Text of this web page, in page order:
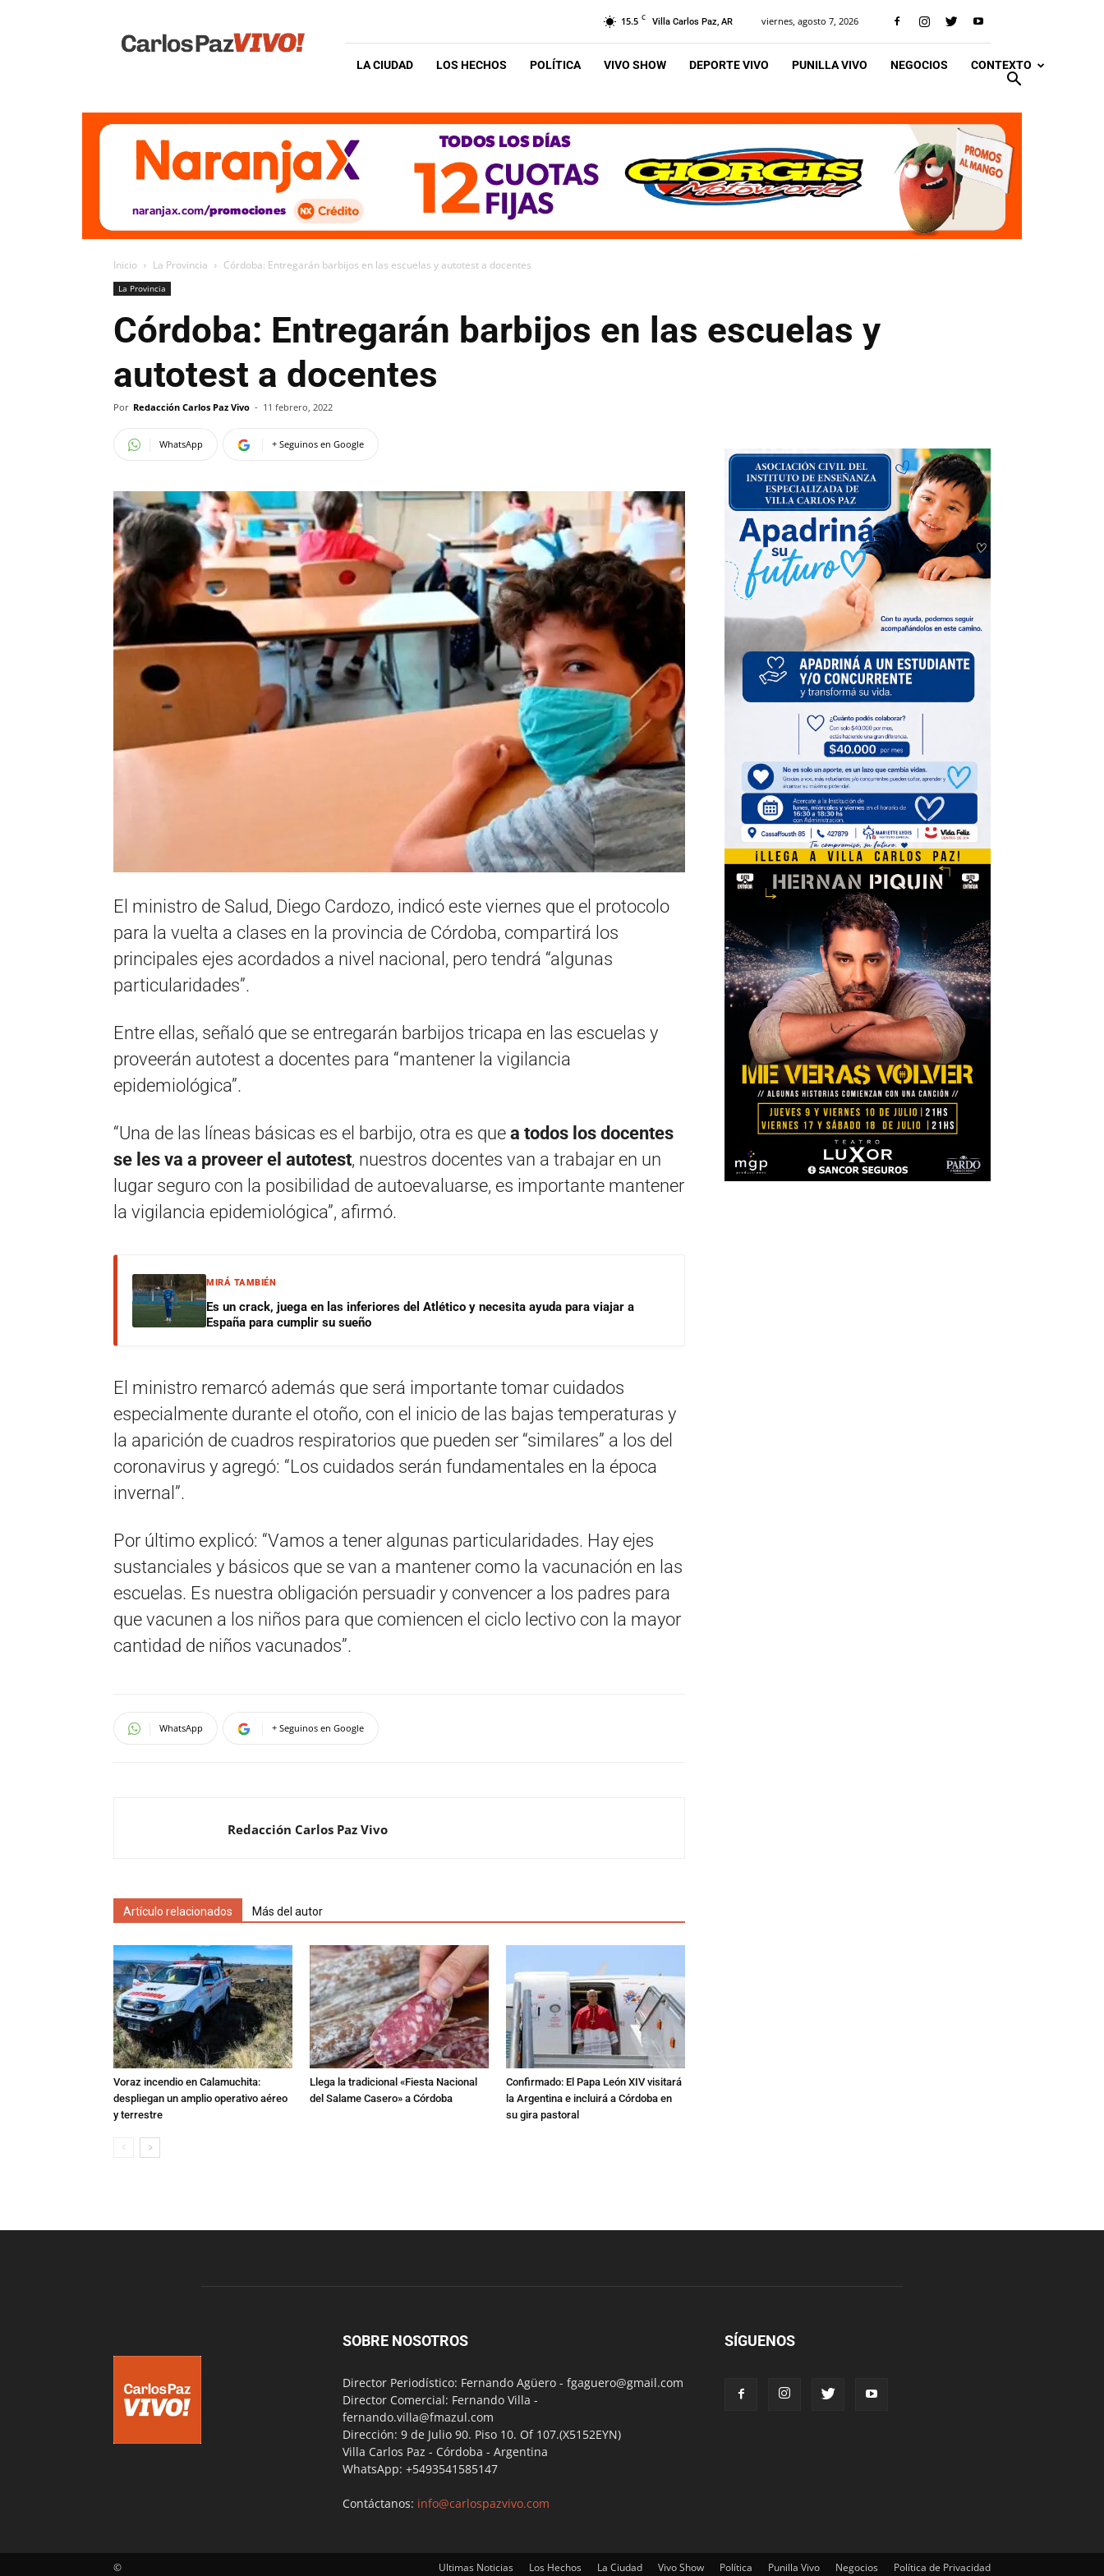
Vivo
15.5 C Villa Carlos Paz, AR viernes, agosto 7, 2026
LA CIUDAD LOS HECHOS POLÍTICA VIVO SHOW DEPORTE VIVO PUNILLA VIVO NEGOCIOS CONTEXTO
Inicio La Provincia Córdoba: Entregarán barbijos en las escuelas y autotest a docentes
La Provincia
Córdoba: Entregarán barbijos en las escuelas y
autotest a docentes
Por Redacción Carlos Paz Vivo - 11 febrero, 2022
WhatsApp + Seguinos en Google
El ministro de Salud, Diego Cardozo, indicó este viernes que el protocolo
para la vuelta a clases en la provincia de Córdoba, compartirá los
principales ejes acordados a nivel nacional, pero tendrá “algunas
particularidades”.
Entre ellas, señaló que se entregarán barbijos tricapa en las escuelas y
proveerán autotest a docentes para “mantener la vigilancia
epidemiológica”.
“Una de las líneas básicas es el barbijo, otra es que a todos los docentes
se les va a proveer el autotest, nuestros docentes van a trabajar en un
lugar seguro con la posibilidad de autoevaluarse, es importante mantener
la vigilancia epidemiológica”, afirmó.
MIRÁ TAMBIÉN
Es un crack, juega en las inferiores del Atlético y necesita ayuda para viajar a
España para cumplir su sueño
El ministro remarcó además que será importante tomar cuidados
especialmente durante el otoño, con el inicio de las bajas temperaturas y
la aparición de cuadros respiratorios que pueden ser “similares” a los del
coronavirus y agregó: “Los cuidados serán fundamentales en la época
invernal”.
Por último explicó: “Vamos a tener algunas particularidades. Hay ejes
sustanciales y básicos que se van a mantener como la vacunación en las
escuelas. Es nuestra obligación persuadir y convencer a los padres para
que vacunen a los niños para que comiencen el ciclo lectivo con la mayor
cantidad de niños vacunados”.
WhatsApp + Seguinos en Google
Redacción Carlos Paz Vivo
Artículo relacionados Más del autor
Voraz incendio en Calamuchita:
despliegan un amplio operativo aéreo
y terrestre
Llega la tradicional «Fiesta Nacional
del Salame Casero» a Córdoba
Confirmado: El Papa León XIV visitará
la Argentina e incluirá a Córdoba en
su gira pastoral
SOBRE NOSOTROS
Director Periodístico: Fernando Agüero - fgaguero@gmail.com
Director Comercial: Fernando Villa -
fernando.villa@fmazul.com
Dirección: 9 de Julio 90. Piso 10. Of 107.(X5152EYN)
Villa Carlos Paz - Córdoba - Argentina
WhatsApp: +5493541585147
Contáctanos: info@carlospazvivo.com
SÍGUENOS
Ultimas Noticias Los Hechos La Ciudad Vivo Show Política Punilla Vivo Negocios Política de Privacidad
©